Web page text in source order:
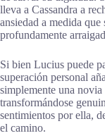
lleva a Cassandra a
ansiedad a medida
profundamente
Si bien Lucius puede
superación personal
simplemente una novia
transformándose
sentimientos por ella,
el camino.